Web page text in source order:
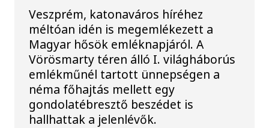
Veszprém, katonaváros híréhez
méltóan idén is megemlékezett a
Magyar hősök emléknapjáról. A
Vörösmarty téren álló I. világháborús
emlékműnél tartott ünnepségen a
néma főhajtás mellett egy
gondolatébresztő beszédet is
hallhattak a jelenlévők.